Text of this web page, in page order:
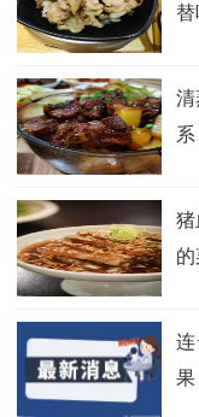
替
清
系
猪
的
果